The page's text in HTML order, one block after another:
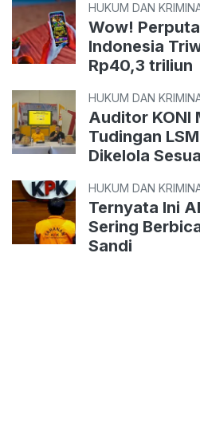
HUKUM DAN
Wow!
Indonesia
Rp40,3 triliun
HUKUM DAN
Auditor KONI
Tudingan
Dikelola
HUKUM DAN
Ternyata Ini
Sering
Sandi